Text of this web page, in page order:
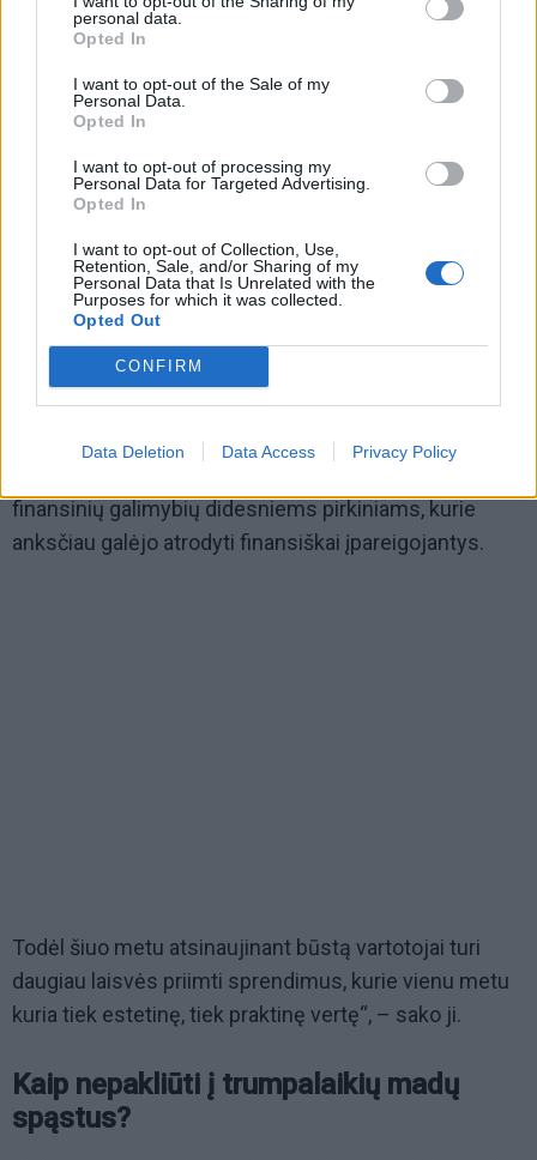
personal data.
Opted In
I want to opt-out of the Sale of my
Personal Data.
Opted In
I want to opt-out of processing my
Personal Data for Targeted Advertising.
Opted In
I want to opt-out of Collection, Use,
Retention, Sale, and/or Sharing of my
Personal Data that Is Unrelated with the
Purposes for which it was collected.
Opted Out
CONFIRM
Data Deletion Data Access Privacy Policy
Technologijų svarbą šiuolaikiniuose namuose
akcentuoja ir „Samsung“ komunikacijos vadovė
požiūris į tokius įrenginius keičiasi.
„Televizorius šiandien vis dažniau vertinamas kaip
ilgalaikė investicija – tai įrenginys, kuris tarnauja ne
vienerius metus.
Pastebime, kad pastaruoju metu, po antros pensijų
finansinių galimybių didesniems pirkiniams, kurie
anksčiau galėjo atrodyti finansiškai įpareigojantys.
Todėl šiuo metu atsinaujinant būstą vartotojai turi
daugiau laisvės priimti sprendimus, kurie vienu metu
kuria tiek estetinę, tiek praktinę vertę“, – sako ji.
Kaip nepakliūti į trumpalaikių madų
spąstus?